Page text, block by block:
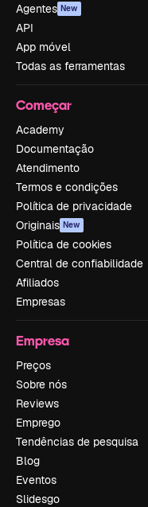
Agentes New
API
App móvel
Todas as ferramentas
Começar
Academy
Documentação
Atendimento
Termos e condições
Política de privacidade
Originais New
Política de cookies
Central de confiabilidade
Afiliados
Empresas
Empresa
Preços
Sobre nós
Reviews
Emprego
Tendências de pesquisa
Blog
Eventos
Slidesgo